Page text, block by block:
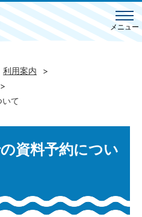
メニュー
利用案内
いて
資料予約につい